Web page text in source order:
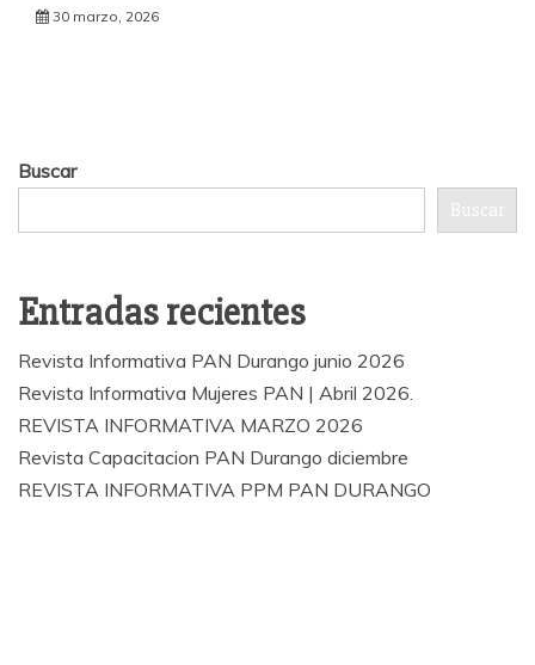
30 marzo, 2026
Buscar
Buscar
Entradas recientes
Revista Informativa PAN Durango junio 2026
Revista Informativa Mujeres PAN | Abril 2026.
REVISTA INFORMATIVA MARZO 2026
Revista Capacitacion PAN Durango diciembre
REVISTA INFORMATIVA PPM PAN DURANGO